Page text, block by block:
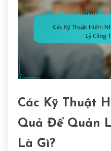
Các Kỹ Thuật
Quả Để Quản
Là Gì?